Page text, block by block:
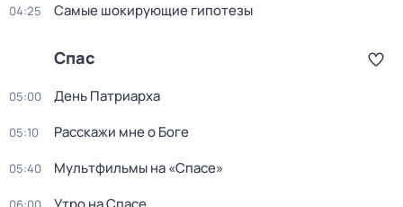
04:25 Самые шoкиpующие гипотезы
Спас
05:00 Дeнь Патриаpха
05:10 Расскажи мне о Боге
05:40 Мультфильмы на «Спасе»